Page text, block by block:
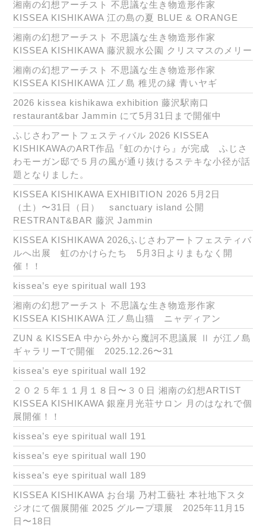
湘南の幻想アーチスト 不思議な生き物造形作家
KISSEA KISHIKAWA 江の島の夏 BLUE & ORANGE
湘南の幻想アーチスト 不思議な生き物造形作家
KISSEA KISHIKAWA 藤沢親水公園 クリスマスのメリー
湘南の幻想アーチスト 不思議な生き物造形作家
KISSEA KISHIKAWA 江ノ島 稚児の縁 青いヤギ
2026 kissea kishikawa exhibition 藤沢駅南口
restaurant&bar Jammin にて5月31日まで開催中
ふじさわアートフェスティバル 2026 KISSEA
KISHIKAWAのART作品『虹のかけら』が完成 ふじさ
わモーガン邸で５月の風が通り抜けるステキな小径が話
題となりました。
KISSEA KISHIKAWA EXHIBITION 2026 5月2日
（土）〜31日（日） sanctuary island 公開
RESTRANT&BAR 藤沢 Jammin
KISSEA KISHIKAWA 2026ふじさわアートフェスティバ
ルへ出展 虹のかけらたち 5月3日よりまもなく開
催！！
kissea’s eye spiritual wall 193
湘南の幻想アーチスト 不思議な生き物造形作家
KISSEA KISHIKAWA 江ノ島山猫 ニャディアン
ZUN & KISSEA 中から外から魔訶不思議展 Ⅱ が江ノ島
ギャラリーTで開催 2025.12.26〜31
kissea’s eye spiritual wall 192
２０２５年１１月１８日〜３０日 湘南の幻想ARTIST
KISSEA KISHIKAWA 銀座月光荘サロン 月のはなれで個
展開催！！
kissea’s eye spiritual wall 191
kissea’s eye spiritual wall 190
kissea’s eye spiritual wall 189
KISSEA KISHIKAWA お台場 乃村工藝社 本社地下スタ
ジオにて個展開催 2025 グループ環展 2025年11月15
日〜18日